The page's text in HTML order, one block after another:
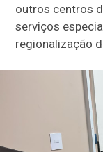
outros centros
serviços
regionalização